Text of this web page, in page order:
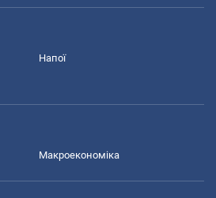
Напої
Макроекономіка